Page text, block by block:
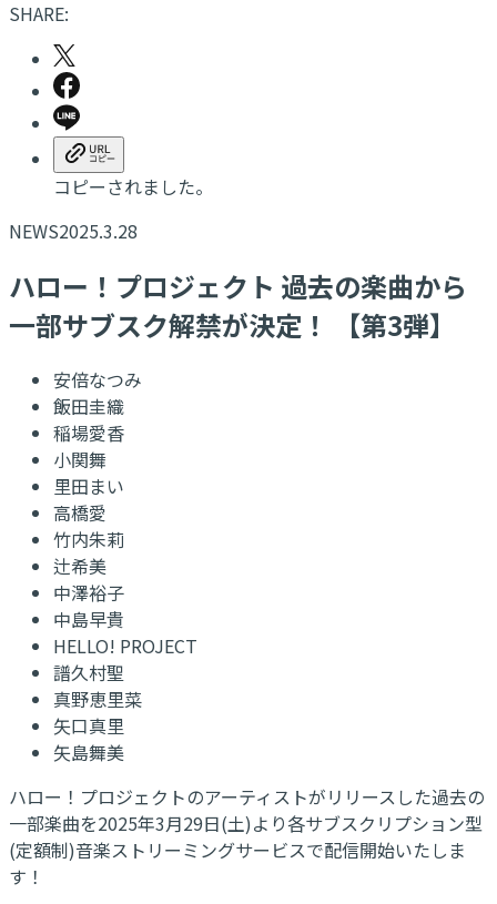
SHARE:
コピーされました。
NEWS2025.3.28
ハロー！プロジェクト 過去の楽曲から
一部サブスク解禁が決定！ 【第3弾】
安倍なつみ
飯田圭織
稲場愛香
小関舞
里田まい
高橋愛
竹内朱莉
辻希美
中澤裕子
中島早貴
HELLO! PROJECT
譜久村聖
真野恵里菜
矢口真里
矢島舞美
ハロー！プロジェクトのアーティストがリリースした過去の
一部楽曲を2025年3月29日(土)より各サブスクリプション型
(定額制)音楽ストリーミングサービスで配信開始いたしま
す！